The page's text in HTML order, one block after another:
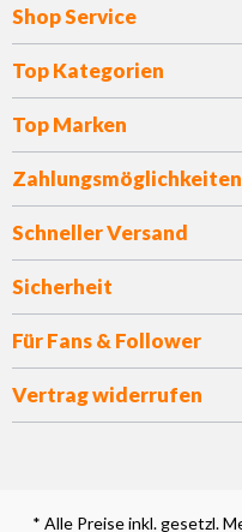
Shop Service
Top Kategorien
Top Marken
Zahlungsmöglichkeiten
Schneller Versand
Sicherheit
Für Fans & Follower
Vertrag widerrufen
* Alle Preise inkl. gesetzl.